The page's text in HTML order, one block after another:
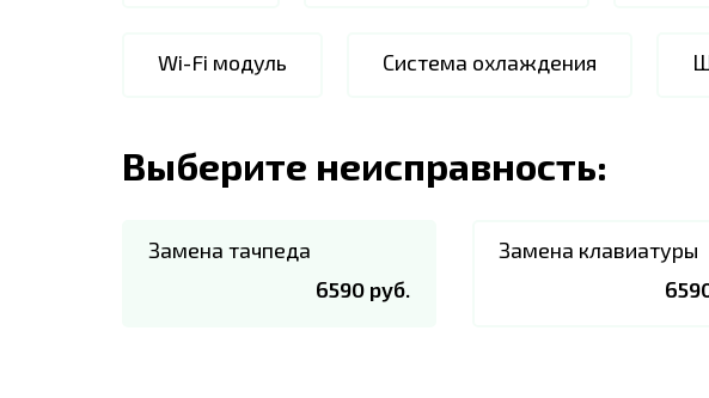
Wi-Fi модуль Система охлаждения
Выберите неисправность:
Замена тачпеда
6590 руб.
Замена клавиатуры